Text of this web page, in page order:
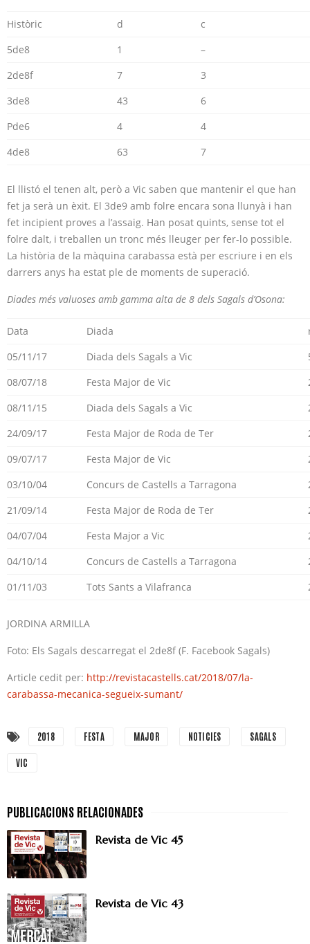
Històric d
c
5de8
1
–
2de8f
7
3
3de8
43
6
Pde6
4
4
4de8
63 7
El llistó el tenen alt, però a Vic saben que mantenir el que han
fet ja serà un èxit. El 3de9 amb folre encara sona llunyà i han
fet incipient proves a l’assaig. Han posat quints, sense tot el
folre dalt, i treballen un tronc més lleuger per fer-lo possible.
La història de la màquina carabassa està per escriure i en els
darrers anys ha estat ple de moments de superació.
Diades més valuoses amb gamma alta de 8 dels Sagals d’Osona:
Data Diada
05/11/17
Diada dels Sagals a Vic
08/07/18
Festa Major de Vic
08/11/15
Diada dels Sagals a Vic
24/09/17
Festa Major de Roda de Ter
09/07/17
Festa Major de Vic
03/10/04
Concurs de Castells a Tarragona
21/09/14
Festa Major de Roda de Ter
04/07/04
Festa Major a Vic
04/10/14
Concurs de Castells a Tarragona
01/11/03
Tots Sants a Vilafranca
JORDINA ARMILLA
Foto: Els Sagals descarregat el 2de8f (F. Facebook Sagals)
Article cedit per: http://revistacastells.cat/2018/07/la-
carabassa-mecanica-segueix-sumant/
2018 FESTA MAJOR NOTICIES SAGALS
VIC
Revista de Vic 45
Revista de Vic 43